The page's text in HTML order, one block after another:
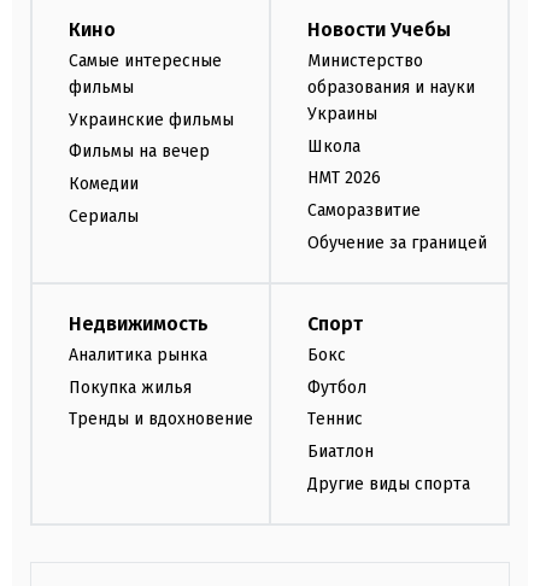
Кино
Самые интересные
фильмы
Украинские фильмы
Фильмы на вечер
Комедии
Сериалы
Новости Учебы
Министерство
образования и науки
Украины
Школа
НМТ 2026
Саморазвитие
Обучение за границей
Недвижимость
Аналитика рынка
Покупка жилья
Тренды и вдохновение
Спорт
Бокс
Футбол
Теннис
Биатлон
Другие виды спорта